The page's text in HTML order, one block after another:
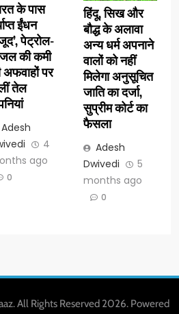
के पास
ईंधन
पेट्रोल-
की कमी
अफवाहों पर
तेल
Adesh
4
ago
0
हिंदू, सिख और
बौद्ध के अलावा
अन्य धर्म अपनाने
वालों को नहीं
मिलेगा अनुसूचित
जाति का दर्जा,
सुप्रीम कोर्ट का
फैसला
Adesh
Dwivedi
5
months ago
0
All Rights Reserved 2026. Powered